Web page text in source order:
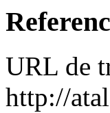
URL de
http://